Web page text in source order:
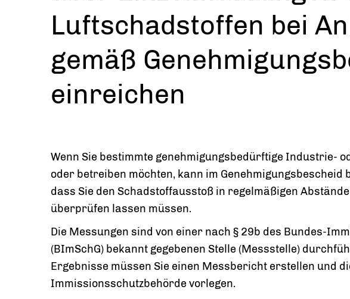
Luftschadstoffen bei
gemäß
einreichen
Wenn Sie bestimmte genehmigungsbedürftige Industrie-
oder betreiben möchten, kann im Genehmigungsbescheid
dass Sie den Schadstoffausstoß in regelmäßigen
überprüfen lassen müssen.
Die Messungen sind von einer nach § 29b des Bundes-
(BImSchG) bekannt gegebenen Stelle (Messstelle)
Ergebnisse müssen Sie einen Messbericht erstellen und
Immissionsschutzbehörde vorlegen.